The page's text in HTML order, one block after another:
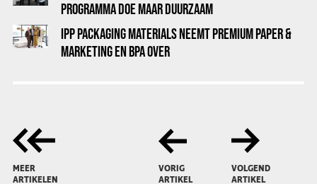
PROGRAMMA DOE MAAR DUURZAAM
IPP PACKAGING MATERIALS NEEMT PREMIUM PAPER &
MARKETING EN BPA OVER
MEER
ARTIKELEN
VORIG
ARTIKEL
VOLGEND
ARTIKEL